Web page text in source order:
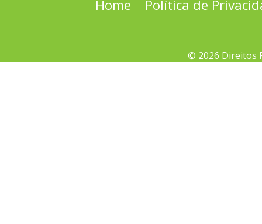
Home Política de
© 2026 Direitos